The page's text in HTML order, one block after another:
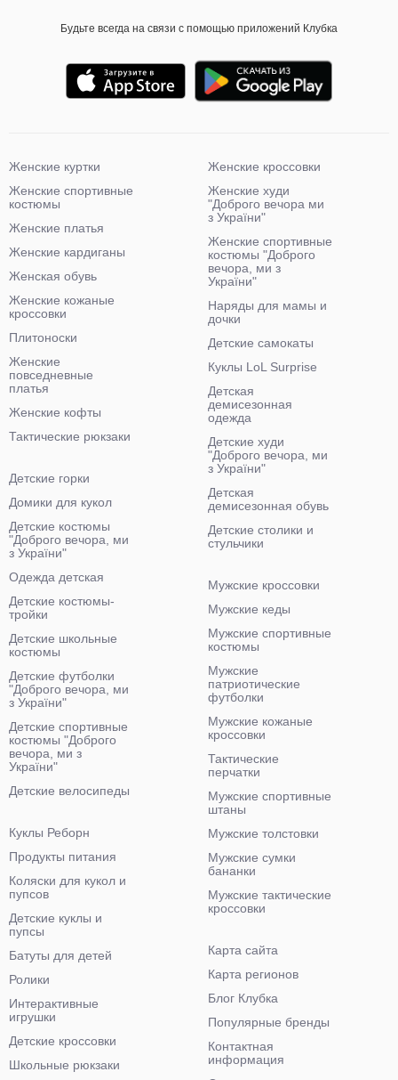
Будьте всегда на связи с помощью приложений Клубка
Женские куртки
Женские спортивные
костюмы
Женские платья
Женские кардиганы
Женская обувь
Женские кожаные
кроссовки
Плитоноски
Женские
повседневные
платья
Женские кофты
Тактические рюкзаки
Женские кроссовки
Женские худи
"Доброго вечора ми
з України"
Женские спортивные
костюмы "Доброго
вечора, ми з
України"
Наряды для мамы и
дочки
Детские самокаты
Куклы LoL Surprise
Детская
демисезонная
одежда
Детские худи
"Доброго вечора, ми
з України"
Детская
демисезонная обувь
Детские столики и
стульчики
Детские горки
Домики для кукол
Детские костюмы
"Доброго вечора, ми
з України"
Одежда детская
Детские костюмы-
тройки
Детские школьные
костюмы
Детские футболки
"Доброго вечора, ми
з України"
Детские спортивные
костюмы "Доброго
вечора, ми з
України"
Детские велосипеды
Мужские кроссовки
Мужские кеды
Мужские спортивные
костюмы
Мужские
патриотические
футболки
Мужские кожаные
кроссовки
Тактические
перчатки
Мужские спортивные
штаны
Мужские толстовки
Мужские сумки
бананки
Мужские тактические
кроссовки
Куклы Реборн
Продукты питания
Коляски для кукол и
пупсов
Детские куклы и
пупсы
Батуты для детей
Ролики
Интерактивные
игрушки
Детские кроссовки
Школьные рюкзаки
Карта сайта
Карта регионов
Блог Клубка
Популярные бренды
Контактная
информация